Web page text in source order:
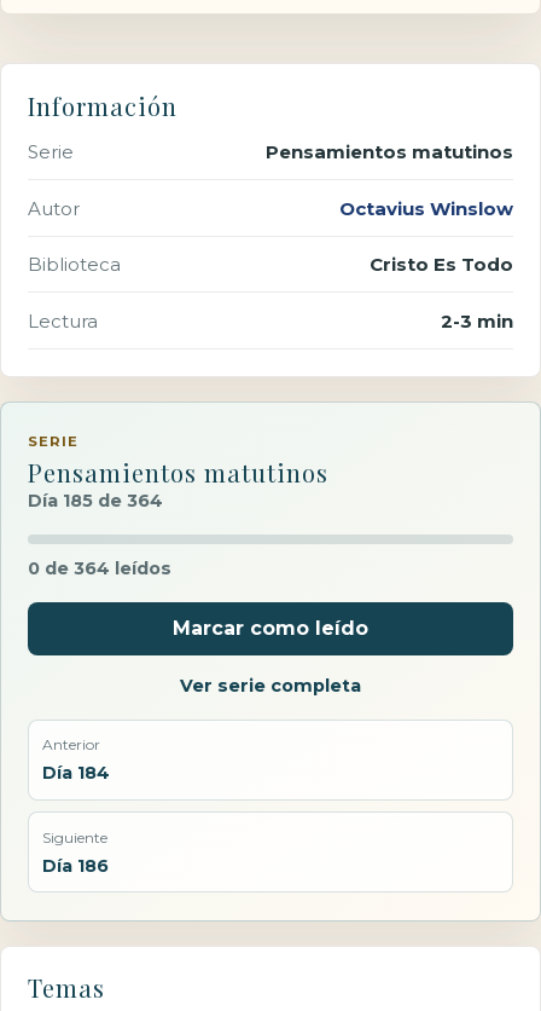
Información
Serie Pensamientos matutinos
Autor Octavius Winslow
Biblioteca Cristo Es Todo
Lectura 2-3 min
SERIE
Pensamientos matutinos
Día 185 de 364
0 de 364 leídos
Marcar como leído
Ver serie completa
Anterior
Día 184
Siguiente
Día 186
Temas